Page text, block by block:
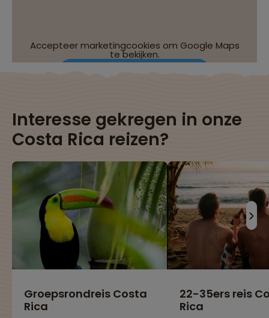
Accepteer marketingcookies om Google Maps
te bekijken.
Interesse gekregen in onze
Costa Rica reizen?
Groepsrondreis Costa
Rica
22-35ers reis
Rica